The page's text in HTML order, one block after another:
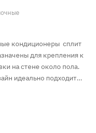
кондиционеры сплит
для крепления к
на стене около пола.
идеально подходит
где